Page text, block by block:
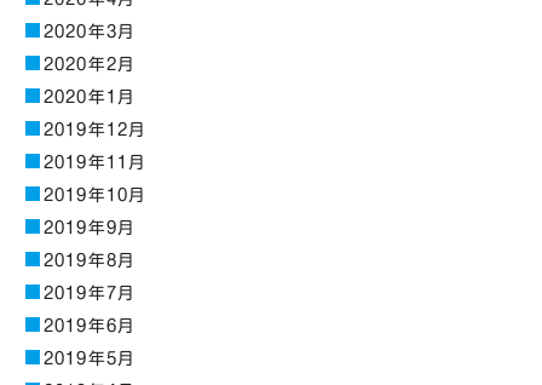
2020年3月
2020年2月
2020年1月
2019年12月
2019年11月
2019年10月
2019年9月
2019年8月
2019年7月
2019年6月
2019年5月